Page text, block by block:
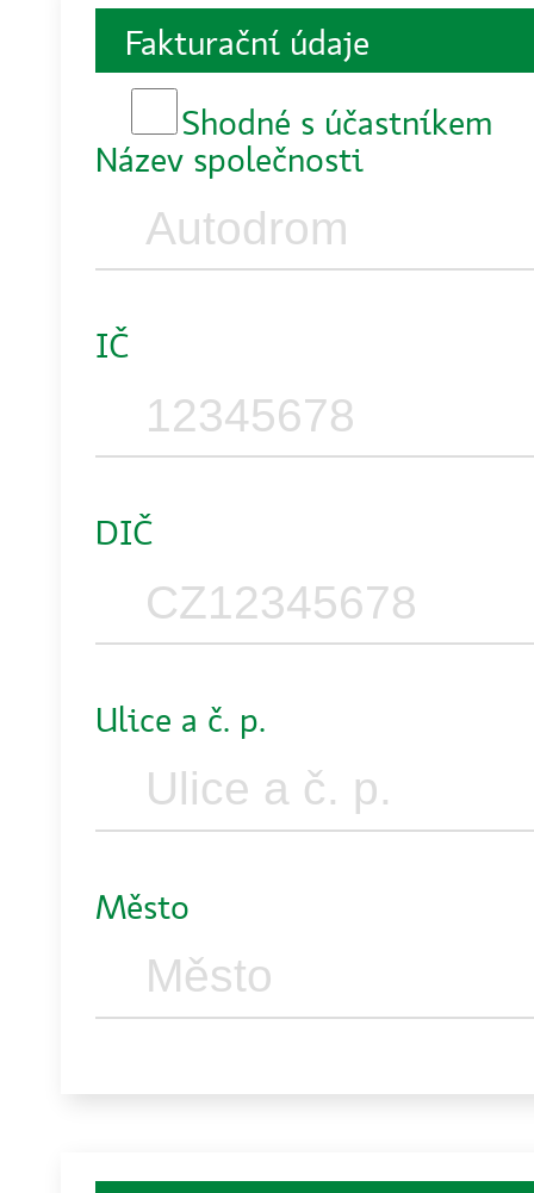
Fakturační údaje
Shodné s účastníkem
Název společnosti
IČ
DIČ
Ulice a č. p.
Město